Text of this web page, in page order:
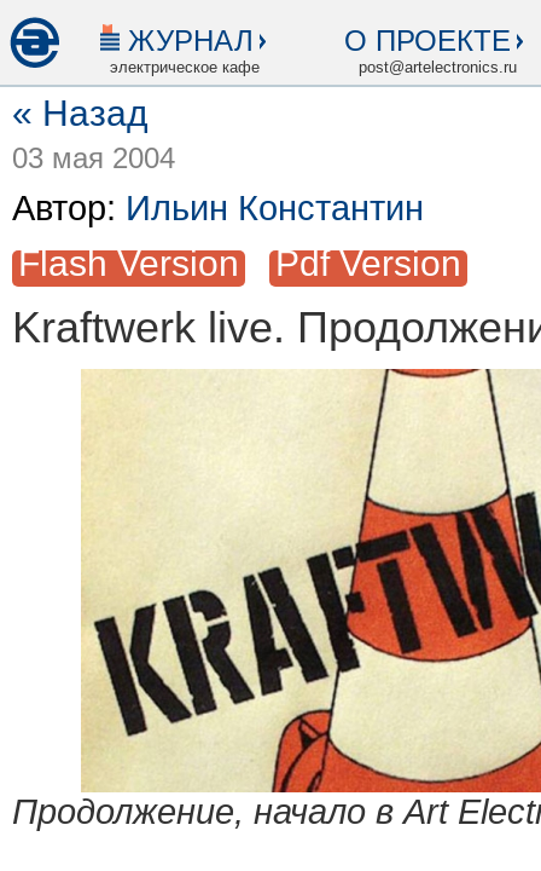
ЖУРНАЛ
электрическое кафе
О ПРОЕКТЕ
post@artelectronics.ru
« Назад
03 мая 2004
Автор: Ильин Константин
Flash Version Pdf Version
Kraftwerk live.
Продолжение, начало в Art